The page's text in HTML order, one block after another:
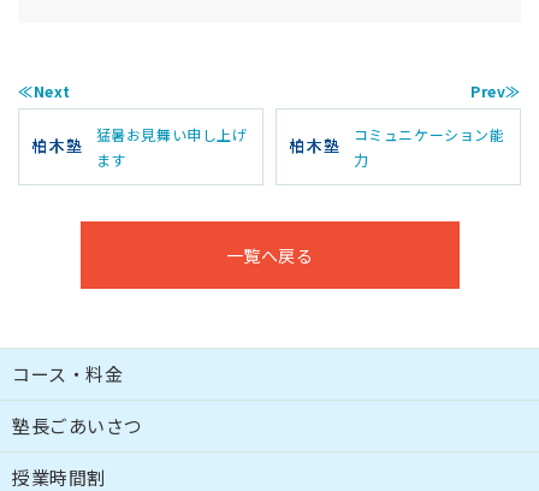
≪Next
猛暑お見舞い申し上げ
ます
Prev≫
コミュニケーション能
力
一覧へ戻る
コース・料金
塾長ごあいさつ
授業時間割